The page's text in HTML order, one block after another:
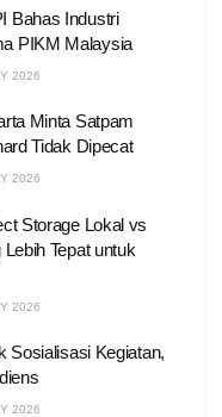
Bahas Industri
PIKM Malaysia
2026
Minta Satpam
Tidak Dipecat
2026
Storage Lokal vs
Tepat untuk
2026
Sosialisasi Kegiatan,
2026